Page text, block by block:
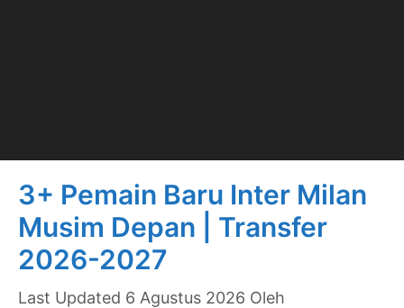
3+ Pemain Baru Inter Milan
Musim Depan | Transfer
2026-2027
6 Agustus 2026 Oleh